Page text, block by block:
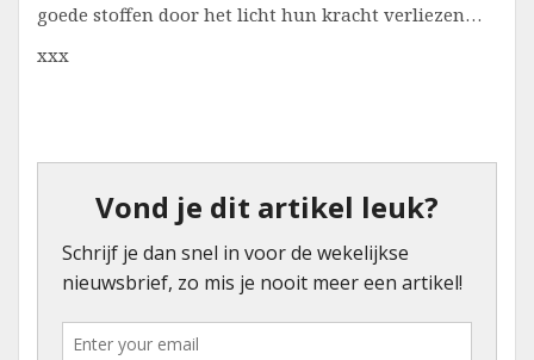
goede stoffen door het licht hun kracht verliezen…
xxx